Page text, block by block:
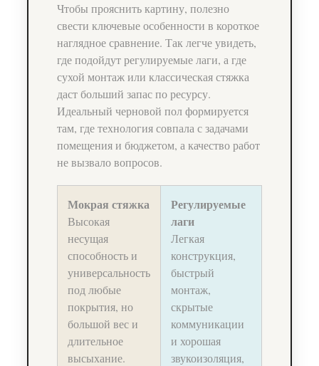
Чтобы прояснить картину, полезно
свести ключевые особенности в короткое
наглядное сравнение. Так легче увидеть,
где подойдут регулируемые лаги, а где
сухой монтаж или классическая стяжка
даст больший запас по ресурсу.
Идеальный черновой пол формируется
там, где технология совпала с задачами
помещения и бюджетом, а качество работ
не вызвало вопросов.
Мокрая стяжка
Высокая
несущая
способность и
универсальность
под любые
покрытия, но
большой вес и
длительное
высыхание.
Регулируемые
лаги
Легкая
конструкция,
быстрый
монтаж,
скрытые
коммуникации
и хорошая
звукоизоляция,